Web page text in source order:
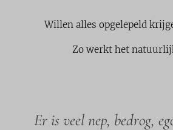
Willen alles opgelepeld
Zo werkt het
Er is veel nep, bedrog,